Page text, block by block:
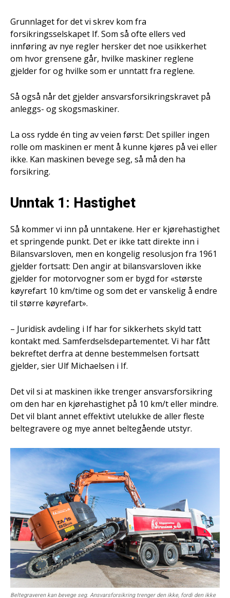
Grunnlaget for det vi skrev kom fra
forsikringsselskapet If. Som så ofte ellers ved
innføring av nye regler hersker det noe usikkerhet
om hvor grensene går, hvilke maskiner reglene
gjelder for og hvilke som er unntatt fra reglene.
Så også når det gjelder ansvarsforsikringskravet på
anleggs- og skogsmaskiner.
La oss rydde én ting av veien først: Det spiller ingen
rolle om maskinen er ment å kunne kjøres på vei eller
ikke. Kan maskinen bevege seg, så må den ha
forsikring.
Unntak 1: Hastighet
Så kommer vi inn på unntakene. Her er kjørehastighet
et springende punkt. Det er ikke tatt direkte inn i
Bilansvarsloven, men en kongelig resolusjon fra 1961
gjelder fortsatt: Den angir at bilansvarsloven ikke
gjelder for motorvogner som er bygd for «største
køyrefart 10 km/time og som det er vanskelig å endre
til større køyrefart».
– Juridisk avdeling i If har for sikkerhets skyld tatt
kontakt med. Samferdselsdepartementet. Vi har fått
bekreftet derfra at denne bestemmelsen fortsatt
gjelder, sier Ulf Michaelsen i If.
Det vil si at maskinen ikke trenger ansvarsforsikring
om den har en kjørehastighet på 10 km/t eller mindre.
Det vil blant annet effektivt utelukke de aller fleste
beltegravere og mye annet beltegående utstyr.
Beltegraveren kan bevege seg. Ansvarsforsikring trenger den ikke, fordi den ikke